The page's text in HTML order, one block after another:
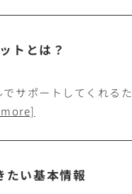
トとは？
サポートしてくれる
たい基本情報